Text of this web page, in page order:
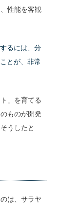
性能を客観
るには、分
とが、非常
」を育てる
ものが開発
うしたと
は、サラヤ